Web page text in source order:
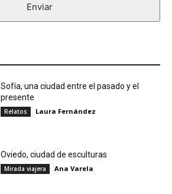
Enviar
Sofía, una ciudad entre el pasado y el
presente
Relatos Laura Fernández
Oviedo, ciudad de esculturas
Mirada viajera Ana Varela